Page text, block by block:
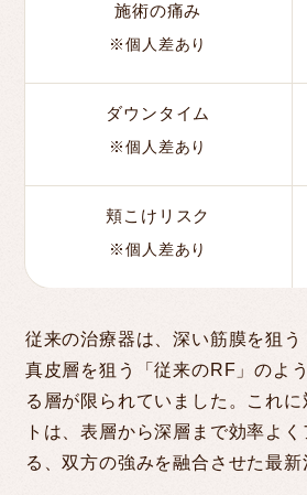
施術の痛み
※個人差あり
ダウンタイム
※個人差あり
頬こけリスク
※個人差あり
従来の治療器は、深い筋膜を狙
真皮層を狙う「従来のRF」のよ
る層が限られていました。これに
トは、表層から深層まで効率よ
る、双方の強みを融合させた最新